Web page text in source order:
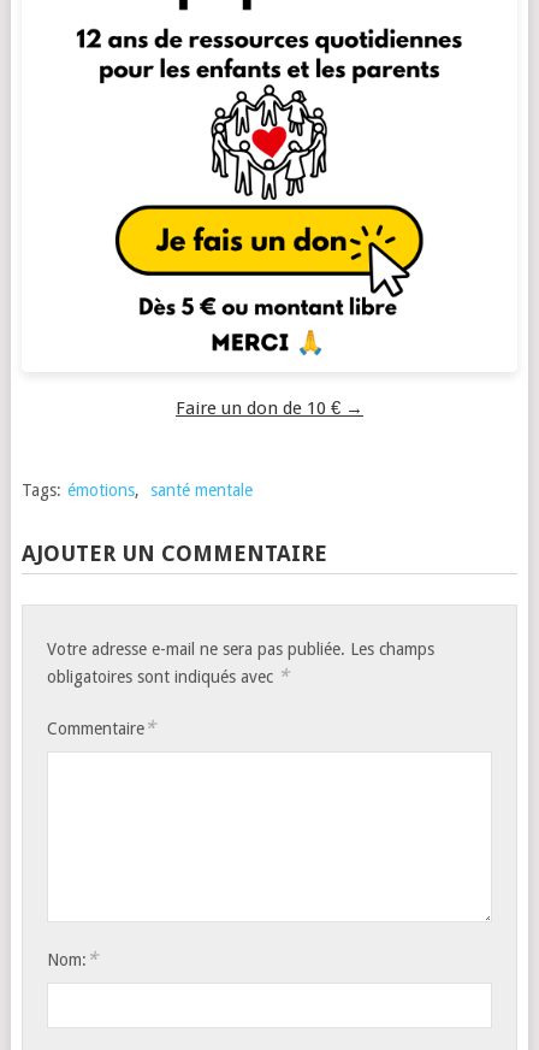
Faire un don de 10 € →
Tags: émotions, santé mentale
AJOUTER UN COMMENTAIRE
Votre adresse e-mail ne sera pas publiée. Les champs
obligatoires sont indiqués avec *
Commentaire*
Nom: *